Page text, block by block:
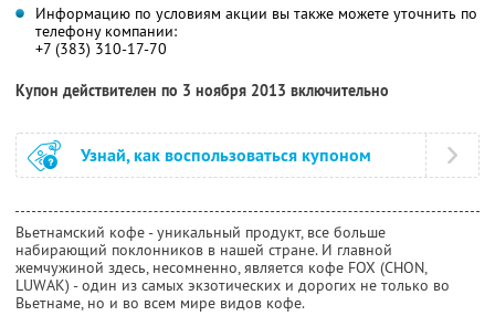
Информацию по условиям акции вы также можете уточнить по
телефону компании:
+7 (383) 310-17-70
Купон действителен по 3 ноября 2013 включительно
Узнай, как воспользоваться купоном
Вьетнамский кофе - уникальный продукт, все больше
набирающий поклонников в нашей стране. И главной
жемчужиной здесь, несомненно, является кофе FOX (CHON,
LUWAK) - один из самых экзотических и дорогих не только во
Вьетнаме, но и во всем мире видов кофе.